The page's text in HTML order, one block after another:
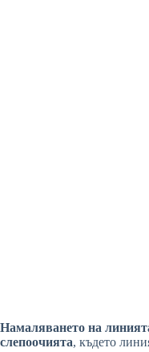
Намаляването на
слепоочията, където